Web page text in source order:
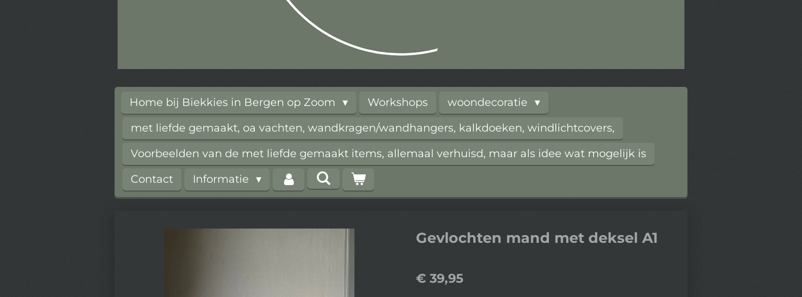
Home bij Biekkies in Bergen op Zoom Workshops
woondecoratie
met liefde gemaakt, oa vachten, wandkragen/wandhangers, kalkdoeken, windlichtcovers,
Voorbeelden van de met liefde gemaakt items, allemaal verhuisd, maar als idee wat mogelijk is
Contact
Informatie
Gevlochten mand met deksel A1
€ 39,95